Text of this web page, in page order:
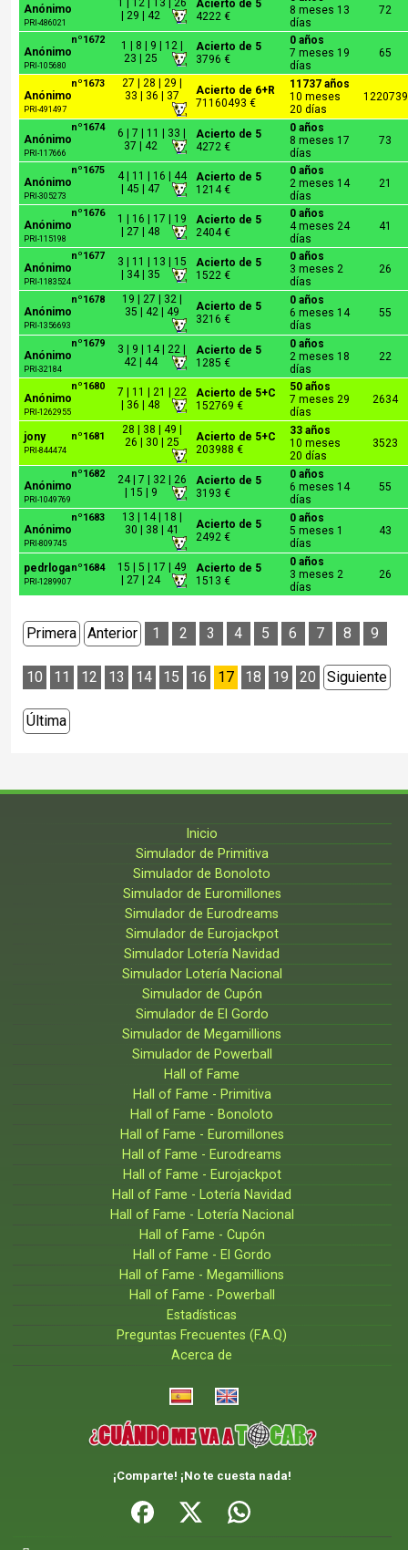
Anónimo
PRI-486021
1 | 12 | 13 | 26
| 29 | 42
Acierto de 5
4222 €
8 meses 13
días
72
nº1672
Anónimo
PRI-105680
1 | 8 | 9 | 12 |
23 | 25
Acierto de 5
3796 €
0 años
7 meses 19
días
65
nº1673
Anónimo
PRI-491497
27 | 28 | 29 |
33 | 36 | 37
Acierto de 6+R
71160493 €
11737 años
10 meses
20 días
1220739
nº1674
Anónimo
PRI-117666
6 | 7 | 11 | 33 |
37 | 42
Acierto de 5
4272 €
0 años
8 meses 17
días
73
nº1675
Anónimo
PRI-305273
4 | 11 | 16 | 44
| 45 | 47
Acierto de 5
1214 €
0 años
2 meses 14
días
21
nº1676
Anónimo
PRI-115198
1 | 16 | 17 | 19
| 27 | 48
Acierto de 5
2404 €
0 años
4 meses 24
días
41
nº1677
Anónimo
PRI-1183524
3 | 11 | 13 | 15
| 34 | 35
Acierto de 5
1522 €
0 años
3 meses 2
días
26
nº1678
Anónimo
PRI-1356693
19 | 27 | 32 |
35 | 42 | 49
Acierto de 5
3216 €
0 años
6 meses 14
días
55
nº1679
Anónimo
PRI-32184
3 | 9 | 14 | 22 |
42 | 44
Acierto de 5
1285 €
0 años
2 meses 18
días
22
nº1680
Anónimo
PRI-1262955
7 | 11 | 21 | 22
| 36 | 48
Acierto de 5+C
152769 €
50 años
7 meses 29
días
2634
nº1681
jony
PRI-844474
28 | 38 | 49 |
26 | 30 | 25
Acierto de 5+C
203988 €
33 años
10 meses
20 días
3523
nº1682
Anónimo
PRI-1049769
24 | 7 | 32 | 26
| 15 | 9
Acierto de 5
3193 €
0 años
6 meses 14
días
55
nº1683
Anónimo
PRI-809745
13 | 14 | 18 |
30 | 38 | 41
Acierto de 5
2492 €
0 años
5 meses 1
días
43
nº1684
pedrloga
PRI-1289907
15 | 5 | 17 | 49
| 27 | 24
Acierto de 5
1513 €
0 años
3 meses 2
días
26
Primera Anterior 1 2 3 4 5 6 7 8 9
10 11 12 13 14 15 16 17 18 19 20 Siguiente
Última
Inicio
Simulador de Primitiva
Simulador de Bonoloto
Simulador de Euromillones
Simulador de Eurodreams
Simulador de Eurojackpot
Simulador Lotería Navidad
Simulador Lotería Nacional
Simulador de Cupón
Simulador de El Gordo
Simulador de Megamillions
Simulador de Powerball
Hall of Fame
Hall of Fame - Primitiva
Hall of Fame - Bonoloto
Hall of Fame - Euromillones
Hall of Fame - Eurodreams
Hall of Fame - Eurojackpot
Hall of Fame - Lotería Navidad
Hall of Fame - Lotería Nacional
Hall of Fame - Cupón
Hall of Fame - El Gordo
Hall of Fame - Megamillions
Hall of Fame - Powerball
Estadísticas
Preguntas Frecuentes (F.A.Q)
Acerca de
¡Comparte! ¡No te cuesta nada!